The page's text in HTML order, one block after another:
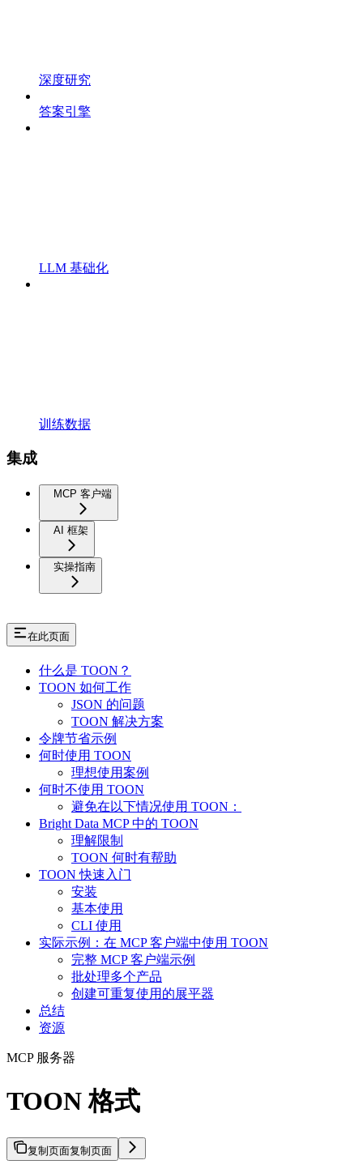
深度研究
答案引擎
LLM 基础化
训练数据
集成
MCP 客户端
AI 框架
实操指南
在此页面
什么是 TOON？
TOON 如何工作
JSON 的问题
TOON 解决方案
令牌节省示例
何时使用 TOON
理想使用案例
何时不使用 TOON
避免在以下情况使用 TOON：
Bright Data MCP 中的 TOON
理解限制
TOON 何时有帮助
TOON 快速入门
安装
基本使用
CLI 使用
实际示例：在 MCP 客户端中使用 TOON
完整 MCP 客户端示例
批处理多个产品
创建可重复使用的展平器
总结
资源
MCP 服务器
TOON 格式
复制页面复制页面